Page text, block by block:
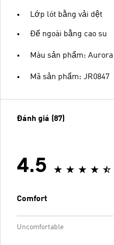
Lớp lót bằng vải dệt
Đế ngoài bằng cao su
Màu sản phẩm:
Mã sản phẩm: JR0847
Đánh giá (87)
4.5
Comfort
Uncomfortable